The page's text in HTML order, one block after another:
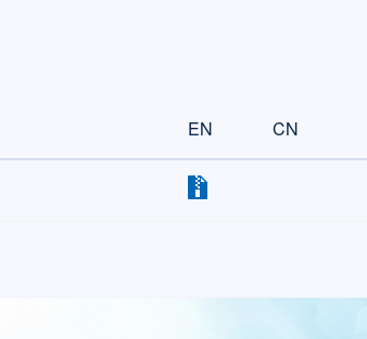
EN CN